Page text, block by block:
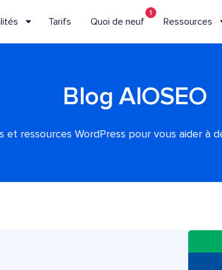
Tarifs Quoi de neuf
1
Ressources
Blog AIOSEO
et ressources WordPress pour vous aider à